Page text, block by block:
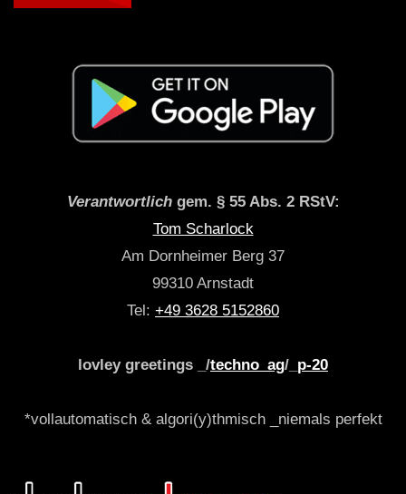
Verantwortlichgem. § 55 Abs. 2 RStV:
Tom Scharlock
Am Dornheimer Berg 37
99310 Arnstadt
Tel: +49 3628 5152860
lovley greetings _/techno_ag/_ p-20
*vollautomatisch & algori(y)thmisch _niemals perfekt